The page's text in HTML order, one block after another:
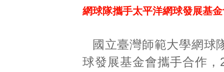
網球隊攜手太平洋網球發展基
國立臺灣師範大學網球
球發展基金會攜手合作，